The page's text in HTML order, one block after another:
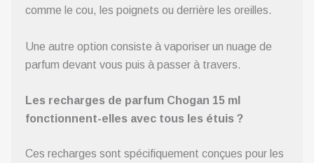
comme le cou, les poignets ou derrière les oreilles.
Une autre option consiste à vaporiser un nuage de
parfum devant vous puis à passer à travers.
Les recharges de parfum Chogan 15 ml
fonctionnent-elles avec tous les étuis ?
Ces recharges sont spécifiquement conçues pour les